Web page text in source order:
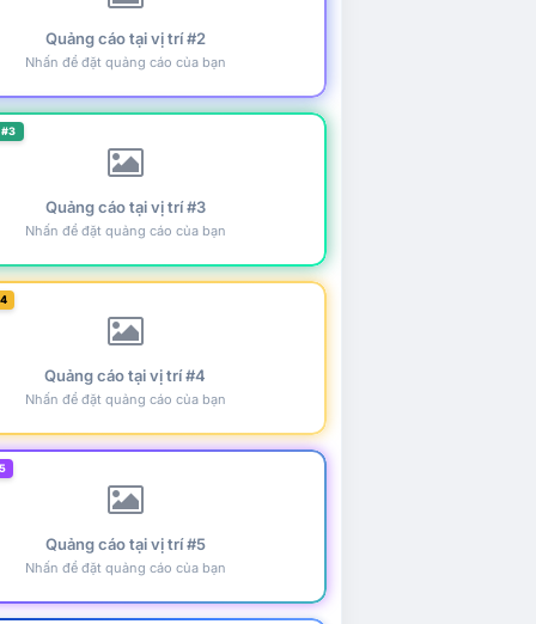
Quảng cáo tại vị trí #2
Nhấn để đặt quảng cáo của bạn
Quảng cáo tại vị trí #3
Nhấn để đặt quảng cáo của bạn
Quảng cáo tại vị trí #4
Nhấn để đặt quảng cáo của bạn
Quảng cáo tại vị trí #5
Nhấn để đặt quảng cáo của bạn